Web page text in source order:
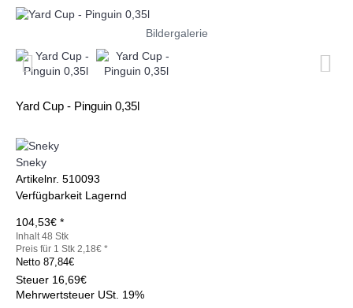
Bildergalerie
Yard Cup - Pinguin 0,35l
Sneky
Artikelnr. 510093
Verfügbarkeit Lagernd
104,53€ *
Inhalt 48 Stk
Preis für 1 Stk 2,18€ *
Netto 87,84€
Steuer 16,69€
Mehrwertsteuer USt. 19%